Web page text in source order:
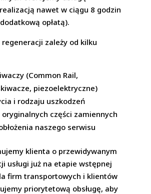
nawet w ciągu 8 godzin
opłatą).
regeneracji zależy od kilku
(Common Rail,
piezoelektryczne)
i rodzaju uszkodzeń
części zamiennych
naszego serwisu
klienta o przewidywanym
usługi już na etapie wstępnej
firm transportowych i klientów
priorytetową obsługę, aby